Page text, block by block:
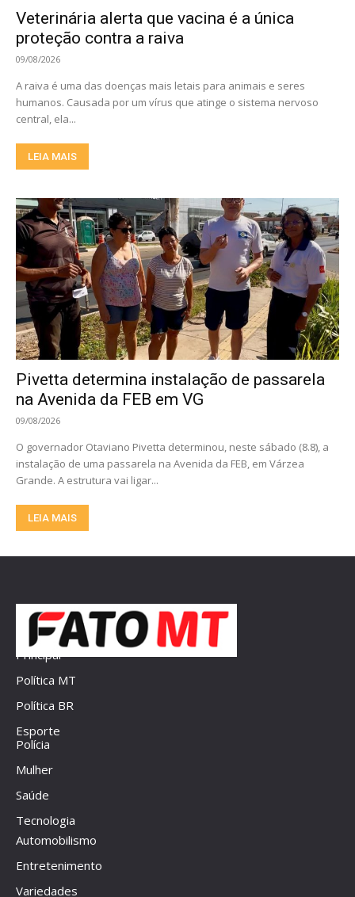
Veterinária alerta que vacina é a única
proteção contra a raiva
09/08/2026
A raiva é uma das doenças mais letais para animais e seres
humanos. Causada por um vírus que atinge o sistema nervoso
central, ela...
LEIA MAIS
Pivetta determina instalação de passarela
na Avenida da FEB em VG
09/08/2026
O governador Otaviano Pivetta determinou, neste sábado (8.8), a
instalação de uma passarela na Avenida da FEB, em Várzea
Grande. A estrutura vai ligar...
LEIA MAIS
Principal
Política MT
Política BR
Esporte
Polícia
Mulher
Saúde
Tecnologia
Automobilismo
Entretenimento
Variedades